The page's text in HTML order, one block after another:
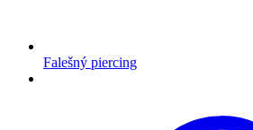
Falešný piercing